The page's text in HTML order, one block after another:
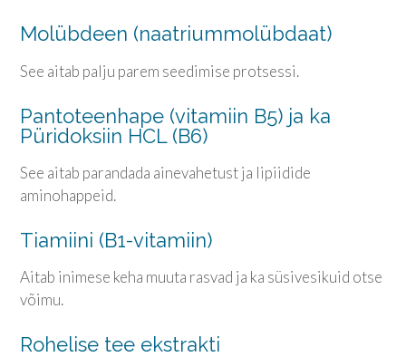
Molübdeen (naatriummolübdaat)
See aitab palju parem seedimise protsessi.
Pantoteenhape (vitamiin B5) ja ka
Püridoksiin HCL (B6)
See aitab parandada ainevahetust ja lipiidide
aminohappeid.
Tiamiini (B1-vitamiin)
Aitab inimese keha muuta rasvad ja ka süsivesikuid otse
võimu.
Rohelise tee ekstrakti